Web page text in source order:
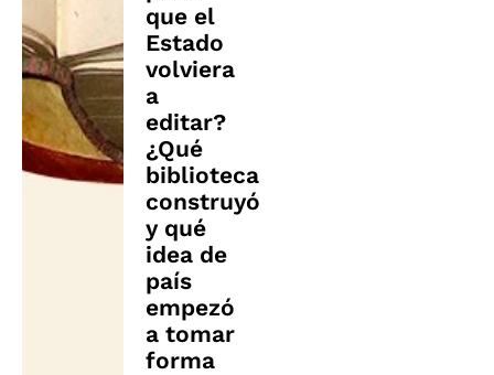
que el
Estado
volviera
a
editar?
¿Qué
biblioteca
construyó
y qué
idea de
país
empezó
a tomar
forma